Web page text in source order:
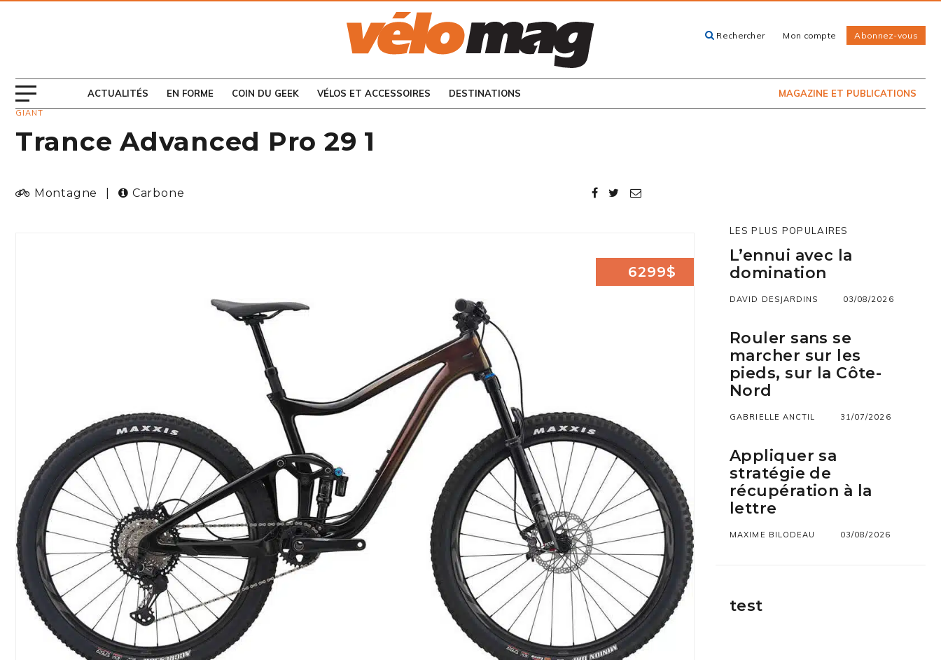
Rechercher Mon compte Abonnez-vous
ACTUALITÉS EN FORME COIN DU GEEK VÉLOS ET ACCESSOIRES DESTINATIONS MAGAZINE ET PUBLICATIONS
CONSULTEZ LES
EN KIOSQUE
GIANT
Trance Advanced Pro 29 1
Montagne Carbone
6299$
LES PLUS POPULAIRES
L’ennui avec la
domination
DAVID DESJARDINS 03/08/2026
Rouler sans se
marcher sur les
pieds, sur la Côte-
Nord
GABRIELLE ANCTIL 31/07/2026
Appliquer sa
stratégie de
récupération à la
lettre
MAXIME BILODEAU 03/08/2026
test